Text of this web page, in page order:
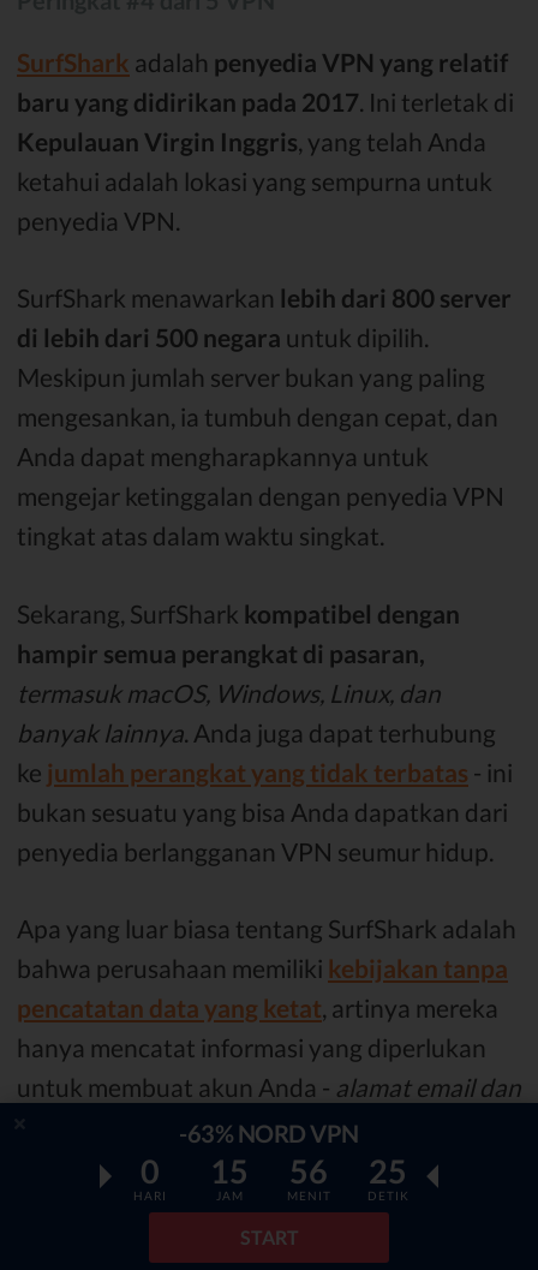
SurfShark adalah penyedia VPN yang relatif
baru yang didirikan pada 2017. Ini terletak di
Kepulauan Virgin Inggris, yang telah Anda
ketahui adalah lokasi yang sempurna untuk
penyedia VPN.
SurfShark menawarkan lebih dari 800 server
di lebih dari 500 negara untuk dipilih.
Meskipun jumlah server bukan yang paling
mengesankan, ia tumbuh dengan cepat, dan
Anda dapat mengharapkannya untuk
mengejar ketinggalan dengan penyedia VPN
tingkat atas dalam waktu singkat.
Sekarang, SurfShark kompatibel dengan
hampir semua perangkat di pasaran,
termasuk macOS, Windows, Linux, dan
banyak lainnya . Anda juga dapat terhubung
ke jumlah perangkat yang tidak terbatas - ini
bukan sesuatu yang bisa Anda dapatkan dari
penyedia berlangganan VPN seumur hidup.
Apa yang luar biasa tentang SurfShark adalah
bahwa perusahaan memiliki kebijakan tanpa
pencatatan data yang ketat , artinya mereka
hanya mencatat informasi yang diperlukan
untuk membuat akun Anda - alamat email dan
data pembayaran. Juga, setelah melakukan
pengujian menyeluruh
, baik maupun
tidak terdeteksi.
-63% NORD VPN
0
HARI
15
JAM
56
MENIT
24
DETIK
START